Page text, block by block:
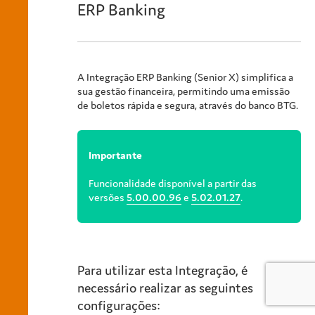
ERP Banking
A Integração ERP Banking (Senior X) simplifica a
sua gestão financeira, permitindo uma emissão
de boletos rápida e segura, através do banco BTG.
Importante
Funcionalidade disponível a partir das
versões 5.00.00.96 e 5.02.01.27.
Para utilizar esta Integração, é
necessário realizar as seguintes
configurações: